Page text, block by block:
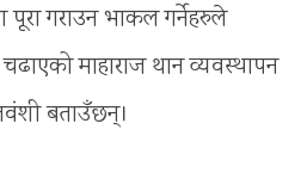
पूरा गराउन भाकल गर्नेहरुले
माहाराज थान व्यवस्थापन
बताउँछन्।